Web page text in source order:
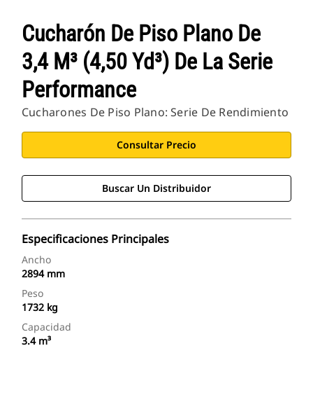
Cucharón De Piso Plano De
3,4 M³ (4,50 Yd³) De La Serie
Performance
Cucharones De Piso Plano: Serie De Rendimiento
Consultar Precio
Buscar Un Distribuidor
Especificaciones Principales
Ancho
2894 mm
Peso
1732 kg
Capacidad
3.4 m³